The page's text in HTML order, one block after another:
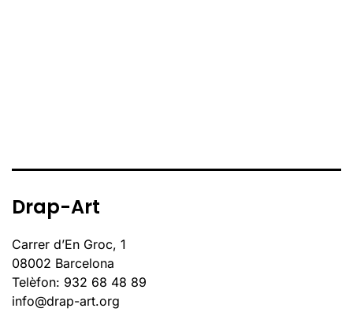
Drap-Art
Carrer d’En Groc, 1
08002 Barcelona
Telèfon: 932 68 48 89
info@drap-art.org